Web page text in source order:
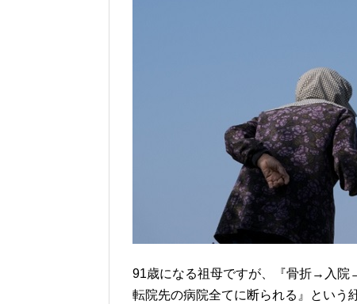
91歳になる祖母ですが、『骨折→入
転院先の病院全てに断られる』という